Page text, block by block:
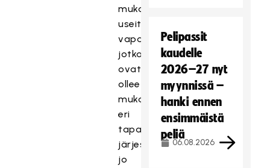
mukana
useita
vapaaehtoisia,
jotka
ovat
olleet
mukana
eri
tapahtumien
järjestelyissä
jo
Pelipassit
kaudelle
2026–27 nyt
myynnissä –
hanki ennen
ensimmäistä
peliä
06.08.2026